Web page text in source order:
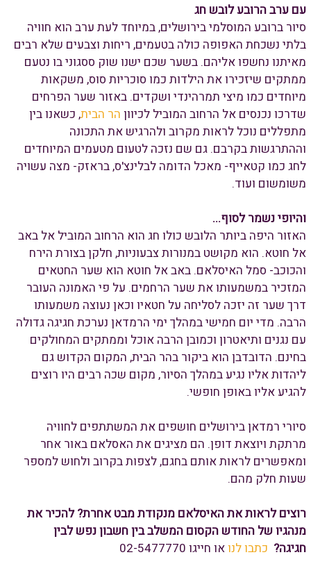
עם ערב הרובע לובש חג
סיור ברובע המוסלמי בירושלים, במיוחד לעת ערב הוא חוויה
בלתי נשכחת האפופה כולה בטעמים, ריחות וצבעים שלא רבים
מאיתנו נחשפו אליהם. בשער שכם ישנו שוק ססגוני בו נטעם
ממתקים שיזכירו את הילדות כמו סוכריות סוס, משקאות
מיוחדים כמו מיצי תמרהינדי ושקדים. באזור שער הפרחים
שדרכו נכנסים אל הרחוב המוביל לכיוון הר הבית, כשאנו בין
מתפללים נוכל לראות מקרוב ולהרגיש את התכונה
וההתרגשות בקרבם. גם שם נזכה לטעום מטעמים המיוחדים
לחג כמו קטאייף- מאכל הדומה לבלינצ'ס, בראזק- מצה עשויה
משומשום ועוד.
והיופי נשמר לסוף...
האזור היפה ביותר הלובש כולו חג הוא הרחוב המוביל אל באב
אל חוטא. הוא מקושט במנורות צבעוניות, חלקן בצורת הירח
והכוכב- סמל האיסלאם. באב אל חוטא הוא שער החטאים
המזכיר במשמעותו את שער הרחמים. על פי האמונה העובר
דרך שער זה יזכה לסליחה על חטאיו וכאן נעוצה משמעותו
הרבה. מדי יום חמישי במהלך ימי הרמדאן נערכת חגיגה גדולה
עם נגנים ותיאטרון וכמובן הרבה אוכל וממתקים המחולקים
בחינם. הדובדבן הוא ביקור בהר הבית, המקום הקדוש גם
ליהדות אליו נגיע במהלך הסיור, מקום שכה רבים היו רוצים
להגיע אליו באופן חופשי.
סיורי רמדאן בירושלים חושפים את המשתתפים לחוויה
מרתקת ויוצאת דופן. הם מציגים את האסלאם באור אחר
ומאפשרים לראות אותם בחגם, לצפות בקרוב ולחוש למספר
שעות חלק מהם.
רוצים לראות את האיסלאם מנקודת מבט אחרת? להכיר את
מנהגיו של החודש הקסום המשלב בין חשבון נפש לבין
חגיגה? כתבו לנואו חייגו 02-5477770